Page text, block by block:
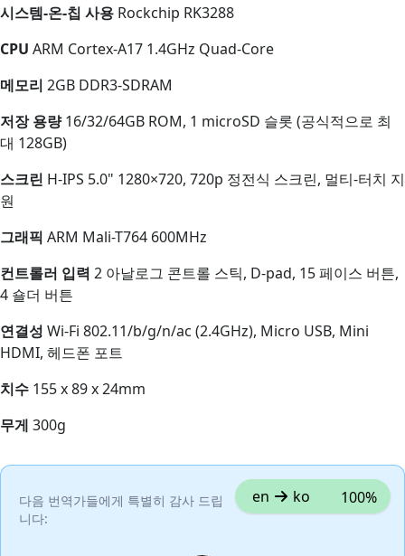
시스템-온-칩 사용 Rockchip RK3288
CPU ARM Cortex-A17 1.4GHz Quad-Core
메모리 2GB DDR3-SDRAM
저장 용량16/32/64GB ROM, 1 microSD 슬롯 (공식적으로 최
대 128GB)
스크린 H-IPS 5.0" 1280×720, 720p 정전식 스크린, 멀티-터치 지
원
그래픽 ARM Mali-T764 600MHz
컨트롤러 입력 2 아날로그 콘트롤 스틱, D-pad, 15 페이스 버튼,
4 숄더 버튼
연결성 Wi-Fi 802.11/b/g/n/ac (2.4GHz), Micro USB, Mini
HDMI, 헤드폰 포트
치수 155 x 89 x 24mm
무게 300g
다음 번역가들에게 특별히 감사 드립
니다:
en ko 100%